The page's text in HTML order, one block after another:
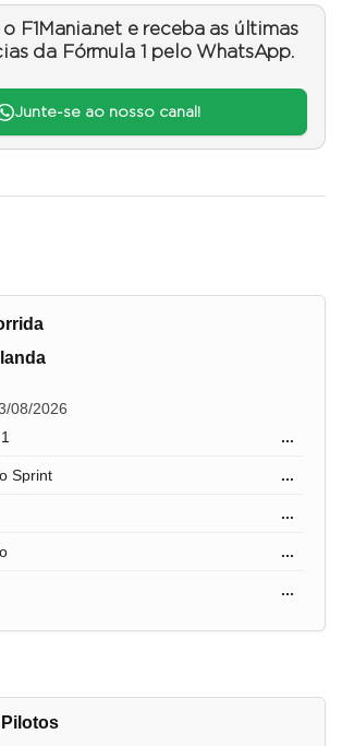
F1Mania.net e receba as últimas
da Fórmula 1 pelo WhatsApp.
Junte-se ao nosso canal!
08/2026
...
Sprint ...
...
...
...
Pilotos